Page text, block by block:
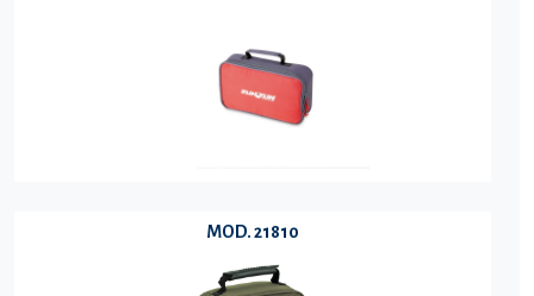
MOD. 21810